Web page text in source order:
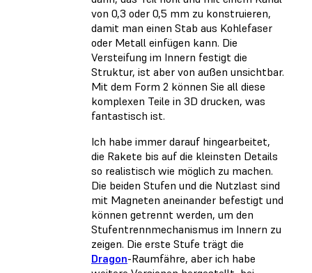
von 0,3 oder 0,5 mm zu konstruieren,
damit man einen Stab aus Kohlefaser
oder Metall einfügen kann. Die
Versteifung im Innern festigt die
Struktur, ist aber von außen unsichtbar.
Mit dem Form 2 können Sie all diese
komplexen Teile in 3D drucken, was
fantastisch ist.
Ich habe immer darauf hingearbeitet,
die Rakete bis auf die kleinsten Details
so realistisch wie möglich zu machen.
Die beiden Stufen und die Nutzlast sind
mit Magneten aneinander befestigt und
können getrennt werden, um den
Stufentrennmechanismus im Innern zu
zeigen. Die erste Stufe trägt die
Dragon-Raumfähre, aber ich habe